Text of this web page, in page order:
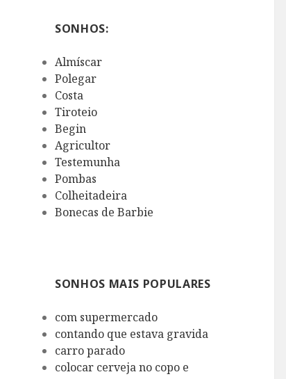
SONHOS:
Almíscar
Polegar
Costa
Tiroteio
Begin
Agricultor
Testemunha
Pombas
Colheitadeira
Bonecas de Barbie
SONHOS MAIS POPULARES
com supermercado
contando que estava gravida
carro parado
colocar cerveja no copo e